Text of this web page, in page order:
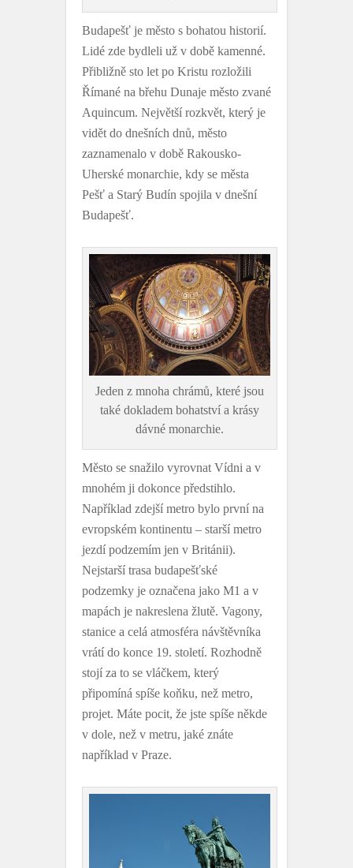
Budapešť je město s bohatou historií.
Lidé zde bydleli už v době kamenné.
Přibližně sto let po Kristu rozložili
Římané na břehu Dunaje město zvané
Aquincum. Největší rozkvět, který je
vidět do dnešních dnů, město
zaznamenalo v době Rakousko-
Uherské monarchie, kdy se města
Pešť a Starý Budín spojila v dnešní
Budapešť.
Jeden z mnoha chrámů, které jsou
také dokladem bohatství a krásy
dávné monarchie.
Město se snažilo vyrovnat Vídni a v
mnohém ji dokonce předstihlo.
Například zdejší metro bylo první na
evropském kontinentu – starší metro
jezdí podzemím jen v Británii).
Nejstarší trasa budapešťské
podzemky je označena jako M1 a v
mapách je nakreslena žlutě. Vagony,
stanice a celá atmosféra návštěvníka
vrátí do konce 19. století. Rozhodně
stojí za to se vláčkem, který
připomíná spíše koňku, než metro,
projet. Máte pocit, že jste spíše někde
v dole, než v metru, jaké znáte
například v Praze.